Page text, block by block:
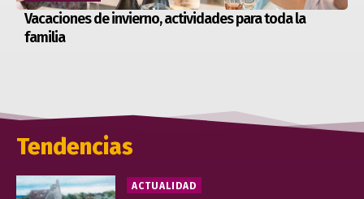
Vacaciones de invierno, actividades para toda la
familia
Tendencias
ACTUALIDAD